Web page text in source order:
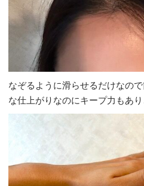
なぞるように滑らせるだけなの
な仕上がりなのにキープ力もあ